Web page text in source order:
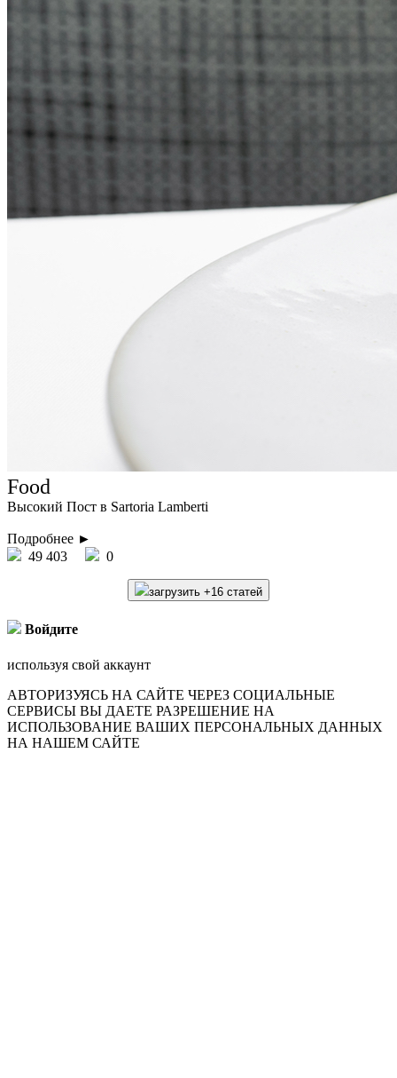
Food
Высокий Пост в Sartoria Lamberti
Подробнее ►
49 403
0
загрузить +16 статей
Войдите
используя свой аккаунт
АВТОРИЗУЯСЬ НА САЙТЕ ЧЕРЕЗ СОЦИАЛЬНЫЕ
СЕРВИСЫ ВЫ ДАЕТЕ РАЗРЕШЕНИЕ НА
ИСПОЛЬЗОВАНИЕ ВАШИХ ПЕРСОНАЛЬНЫХ ДАННЫХ
НА НАШЕМ САЙТЕ